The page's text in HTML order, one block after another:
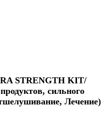
STRENGTH KIT/
сильного
Лечение)